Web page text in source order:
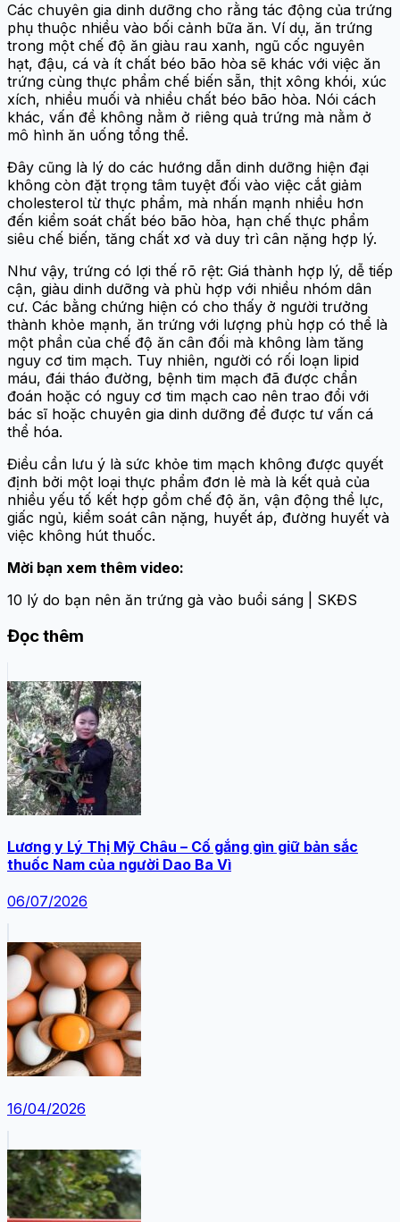
Các chuyên gia dinh dưỡng cho rằng tác động của trứng
phụ thuộc nhiều vào bối cảnh bữa ăn. Ví dụ, ăn trứng
trong một chế độ ăn giàu rau xanh, ngũ cốc nguyên
hạt, đậu, cá và ít chất béo bão hòa sẽ khác với việc ăn
trứng cùng thực phẩm chế biến sẵn, thịt xông khói, xúc
xích, nhiều muối và nhiều chất béo bão hòa. Nói cách
khác, vấn đề không nằm ở riêng quả trứng mà nằm ở
mô hình ăn uống tổng thể.
Đây cũng là lý do các hướng dẫn dinh dưỡng hiện đại
không còn đặt trọng tâm tuyệt đối vào việc cắt giảm
cholesterol từ thực phẩm, mà nhấn mạnh nhiều hơn
đến kiểm soát chất béo bão hòa, hạn chế thực phẩm
siêu chế biến, tăng chất xơ và duy trì cân nặng hợp lý.
Như vậy, trứng có lợi thế rõ rệt: Giá thành hợp lý, dễ tiếp
cận, giàu dinh dưỡng và phù hợp với nhiều nhóm dân
cư. Các bằng chứng hiện có cho thấy ở người trưởng
thành khỏe mạnh, ăn trứng với lượng phù hợp có thể là
một phần của chế độ ăn cân đối mà không làm tăng
nguy cơ tim mạch. Tuy nhiên, người có rối loạn lipid
máu, đái tháo đường, bệnh tim mạch đã được chẩn
đoán hoặc có nguy cơ tim mạch cao nên trao đổi với
bác sĩ hoặc chuyên gia dinh dưỡng để được tư vấn cá
thể hóa.
Điều cần lưu ý là sức khỏe tim mạch không được quyết
định bởi một loại thực phẩm đơn lẻ mà là kết quả của
nhiều yếu tố kết hợp gồm chế độ ăn, vận động thể lực,
giấc ngủ, kiểm soát cân nặng, huyết áp, đường huyết và
việc không hút thuốc.
Mời bạn xem thêm video:
10 lý do bạn nên ăn trứng gà vào buổi sáng | SKĐS
Đọc thêm
Lương y Lý Thị Mỹ Châu – Cố gắng gìn giữ bản sắc
thuốc Nam của người Dao Ba Vì
06/07/2026
16/04/2026